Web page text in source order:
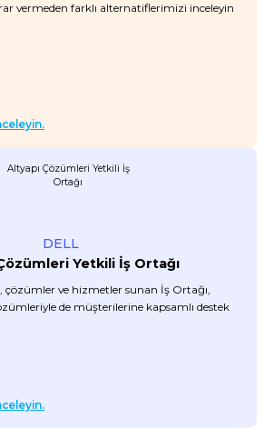
vermeden farklı alternatiflerimizi inceleyin
DELL
Yetkili İş Ortağı
çözümler ve hizmetler sunan İş Ortağı,
de müşterilerine kapsamlı destek